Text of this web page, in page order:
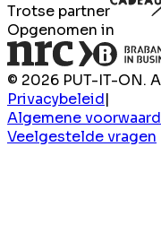
Trotse partner
Opgenomen in
© 2026 PUT-IT-ON.
Privacybeleid|
Algemene
Veelgestelde vragen